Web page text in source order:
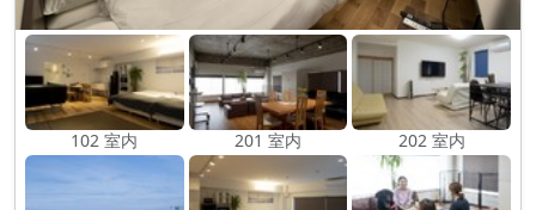
102 室内 201 室内 202 室内